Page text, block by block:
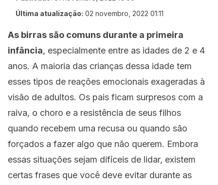
Última atualização: 02 novembro, 2022 01:11
As birras são comuns durante a primeira
infância, especialmente entre as idades de 2 e 4
anos. A maioria das crianças dessa idade tem
esses tipos de reações emocionais exageradas à
visão de adultos. Os pais ficam surpresos com a
raiva, o choro e a resistência de seus filhos
quando recebem uma recusa ou quando são
forçados a fazer algo que não querem. Embora
essas situações sejam difíceis de lidar, existem
certas frases que você deve evitar durante as